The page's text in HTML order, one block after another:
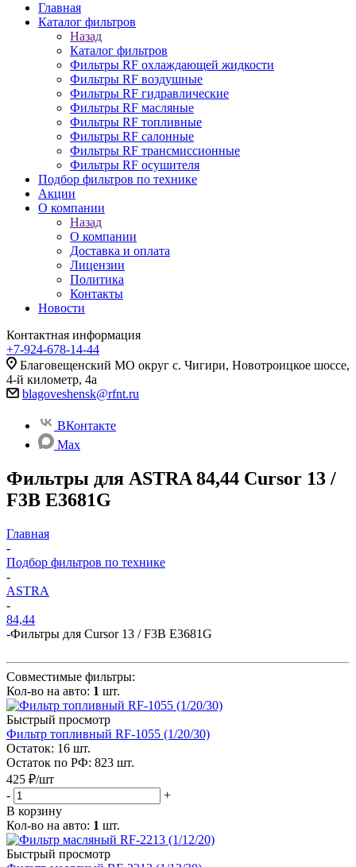
Главная
Каталог фильтров
Назад
Каталог фильтров
Фильтры RF охлаждающей жидкости
Фильтры RF воздушные
Фильтры RF гидравлические
Фильтры RF масляные
Фильтры RF топливные
Фильтры RF салонные
Фильтры RF трансмиссионные
Фильтры RF осушителя
Подбор фильтров по технике
Акции
О компании
Назад
О компании
Доставка и оплата
Лицензии
Политика
Контакты
Новости
Контактная информация
+7-924-678-14-44‬
Благовещенский МО округ с. Чигири, Новотроицкое шоссе,
4-й километр, 4а
blagoveshensk@rfnt.ru
ВКонтакте
Max
Фильтры для ASTRA 84,44 Cursor 13 /
F3B E3681G
Главная
-
Подбор фильтров по технике
-
ASTRA
-
84,44
-Фильтры для Cursor 13 / F3B E3681G
Совместимые фильтры:
Кол-во на авто: 1 шт.
Быстрый просмотр
Фильтр топливный RF-1055 (1/20/30)
Остаток: 16 шт.
Остаток по РФ: 823 шт.
425 ₽/шт
-
+
В корзину
Кол-во на авто: 1 шт.
Быстрый просмотр